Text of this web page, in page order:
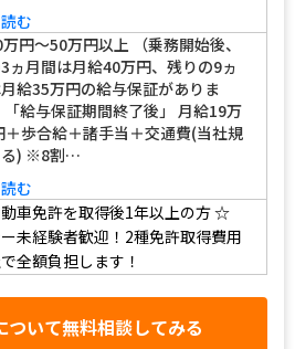
む
円～50万円以上 （乗務開始後、
ヵ月間は月給40万円、残りの9ヵ
給35万円の給与保証がありま
「給与保証期間終了後」 月給19万
＋歩合給＋諸手当＋交通費(当社規
る) ※8割…
む
車免許を取得後1年以上の方☆
未経験者歓迎！2種免許取得費用
全額負担します！
ついて無料相談してみる